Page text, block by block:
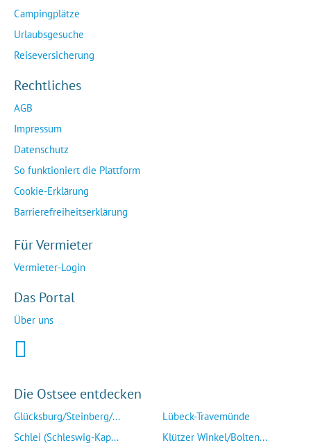
Campingplätze
Urlaubsgesuche
Reiseversicherung
Rechtliches
AGB
Impressum
Datenschutz
So funktioniert die Plattform
Cookie-Erklärung
Barrierefreiheitserklärung
Für Vermieter
Vermieter-Login
Das Portal
Über uns
Die Ostsee entdecken
Glücksburg/Steinberg/...
Schlei (Schleswig-Kap...
Lübeck-Travemünde
Klützer Winkel/Bolten...